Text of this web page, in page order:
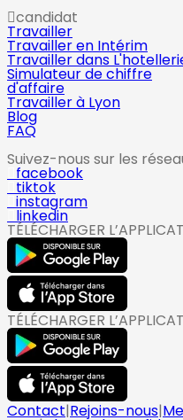
candidat
Travailler
Travailler en Intérim
Travailler dans
Simulateur de chiffre
d'affaire
Travailler à Lyon
Blog
FAQ
Suivez-nous sur les
facebook
tiktok
instagram
linkedin
TÉLÉCHARGER
TÉLÉCHARGER
Contact|Rejoins-nous|